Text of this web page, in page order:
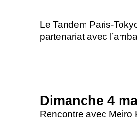
Le Tandem Paris-
partenariat avec
Dimanche 4
Rencontre avec Meiro